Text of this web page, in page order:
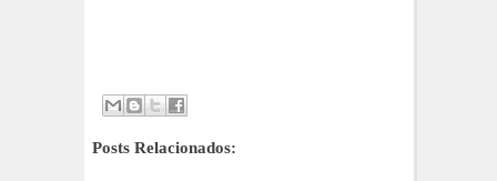
Posts Relacionados: